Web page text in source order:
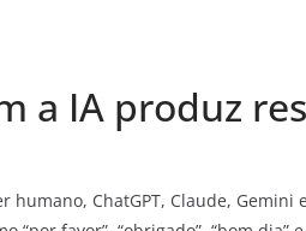
a IA produz
humano, ChatGPT, Claude,